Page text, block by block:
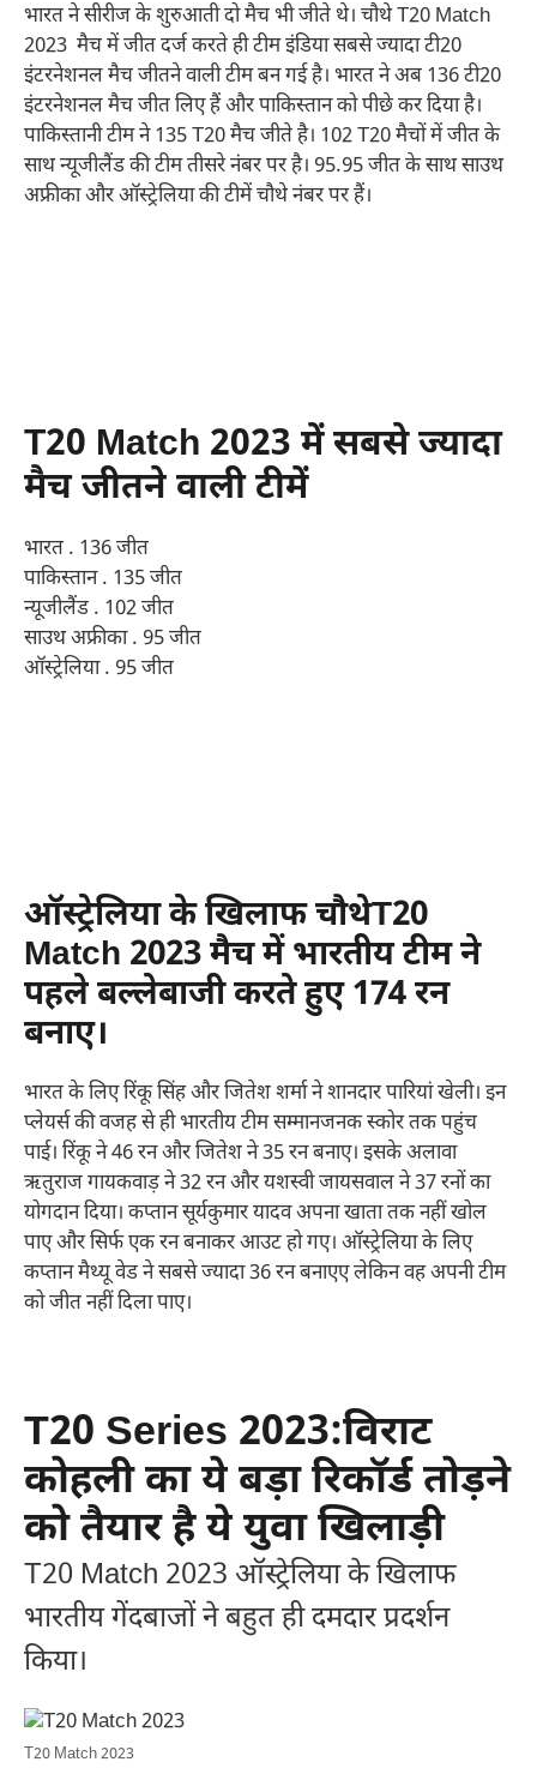
भारत ने सीरीज के शुरुआती दो मैच भी जीते थे। चौथे T20 Match
2023 मैच में जीत दर्ज करते ही टीम इंडिया सबसे ज्यादा टी20
इंटरनेशनल मैच जीतने वाली टीम बन गई है। भारत ने अब 136 टी20
इंटरनेशनल मैच जीत लिए हैं और पाकिस्तान को पीछे कर दिया है।
पाकिस्तानी टीम ने 135 T20 मैच जीते है। 102 T20 मैचों में जीत के
साथ न्यूजीलैंड की टीम तीसरे नंबर पर है। 95.95 जीत के साथ साउथ
अफ्रीका और ऑस्ट्रेलिया की टीमें चौथे नंबर पर हैं।
T20 Match 2023 में सबसे ज्यादा
मैच जीतने वाली टीमें
भारत . 136 जीत
पाकिस्तान . 135 जीत
न्यूजीलैंड . 102 जीत
साउथ अफ्रीका . 95 जीत
ऑस्ट्रेलिया . 95 जीत
ऑस्ट्रेलिया के खिलाफ चौथेT20
Match 2023 मैच में भारतीय टीम ने
पहले बल्लेबाजी करते हुए 174 रन
बनाए।
भारत के लिए रिंकू सिंह और जितेश शर्मा ने शानदार पारियां खेली। इन
प्लेयर्स की वजह से ही भारतीय टीम सम्मानजनक स्कोर तक पहुंच
पाई। रिंकू ने 46 रन और जितेश ने 35 रन बनाए। इसके अलावा
ऋतुराज गायकवाड़ ने 32 रन और यशस्वी जायसवाल ने 37 रनों का
योगदान दिया। कप्तान सूर्यकुमार यादव अपना खाता तक नहीं खोल
पाए और सिर्फ एक रन बनाकर आउट हो गए। ऑस्ट्रेलिया के लिए
कप्तान मैथ्यू वेड ने सबसे ज्यादा 36 रन बनाएए लेकिन वह अपनी टीम
को जीत नहीं दिला पाए।
T20 Series 2023:विराट
कोहली का ये बड़ा रिकॉर्ड तोड़ने
को तैयार है ये युवा खिलाड़ी
T20 Match 2023 ऑस्ट्रेलिया के खिलाफ
भारतीय गेंदबाजों ने बहुत ही दमदार प्रदर्शन
किया।
T20 Match 2023